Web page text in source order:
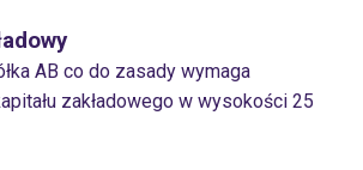
AB co do zasady wymaga
zakładowego w wysokości 25